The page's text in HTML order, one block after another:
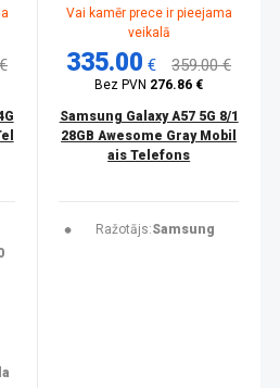
Vai kamēr prece ir pieejama
veikalā
335.00 € 359.00 €
Bez PVN 276.86 €
Samsung Galaxy A57 5G 8/1
28GB Awesome Gray Mobil
ais Telefons
Ražotājs:Samsung